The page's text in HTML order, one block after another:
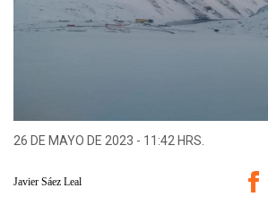
26 DE MAYO DE 2023 - 11:42 HRS.
Javier Sáez Leal